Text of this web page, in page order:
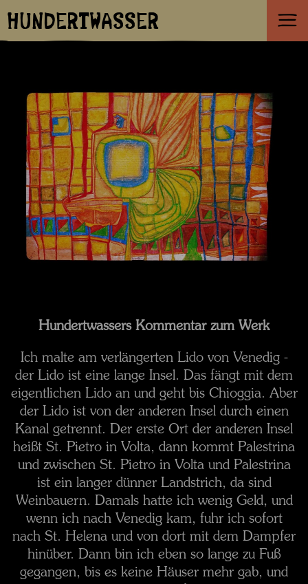
HUNDERTWASSER
Hundertwassers Kommentar zum Werk
Ich malte am verlängerten Lido von Venedig -
der Lido ist eine lange Insel. Das fängt mit dem
eigentlichen Lido an und geht bis Chioggia. Aber
der Lido ist von der anderen Insel durch einen
Kanal getrennt. Der erste Ort der anderen Insel
heißt St. Pietro in Volta, dann kommt Palestrina
und zwischen St. Pietro in Volta und Palestrina
ist ein langer dünner Landstrich, da sind
Weinbauern. Damals hatte ich wenig Geld, und
wenn ich nach Venedig kam, fuhr ich sofort
nach St. Helena und von dort mit dem Dampfer
hinüber. Dann bin ich eben so lange zu Fuß
gegangen, bis es keine Häuser mehr gab, und